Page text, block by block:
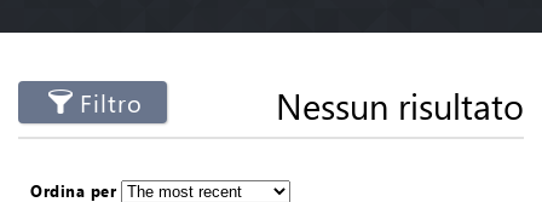
Filtro Nessun risultato
Ordina per